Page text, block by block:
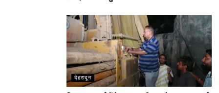
देहरादून